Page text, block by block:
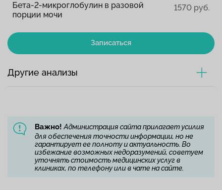
Бета-2-микроглобулин в разовой
порции мочи
1570 руб.
Записаться
Другие анализы
Важно! Администрация сайта прилагает усилия
для обеспечения точности информации, но не
гарантирует ее полноту и актуальность. Во
избежание возможных недоразумений, советуем
уточнять стоимость медицинских услуг в
клиниках, по телефону или в чате на сайте.